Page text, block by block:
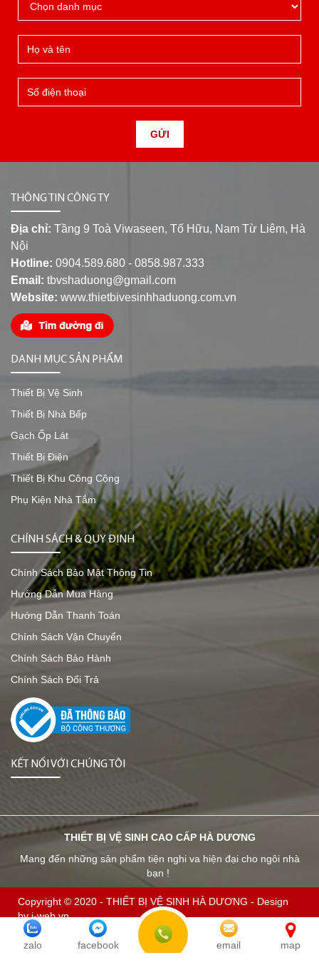
GỬI
THÔNG TIN CÔNG TY
Địa chỉ: Tầng 9 Toà Viwaseen, Tố Hữu, Nam Từ Liêm, Hà
Nội
Hotline: 0904.589.680 - 0858.987.333
Email: tbvshaduong@gmail.com
Website: www.thietbivesinhhaduong.com.vn
DANH MỤC SẢN PHẨM
Thiết Bị Vệ Sinh
Thiết Bị Nhà Bếp
Gạch Ốp Lát
Thiết Bị Điện
Thiết Bị Khu Công Cộng
Phụ Kiện Nhà Tắm
CHÍNH SÁCH & QUY ĐỊNH
Chính Sách Bảo Mật Thông Tin
Hướng Dẫn Mua Hàng
Hướng Dẫn Thanh Toán
Chính Sách Vận Chuyển
Chính Sách Bảo Hành
Chính Sách Đổi Trả
KẾT NỐI VỚI CHÚNG TÔI
THIẾT BỊ VỆ SINH CAO CẤP HÀ DƯƠNG
Mang đến những sản phẩm tiện nghi va hiện đại cho ngôi nhà
bạn !
Copyright © 2020 - THIẾT BỊ VỆ SINH HÀ DƯƠNG - Design
by i-web.vn
Đang online:
| Tổng truy cập:1140863
zalo facebook email map